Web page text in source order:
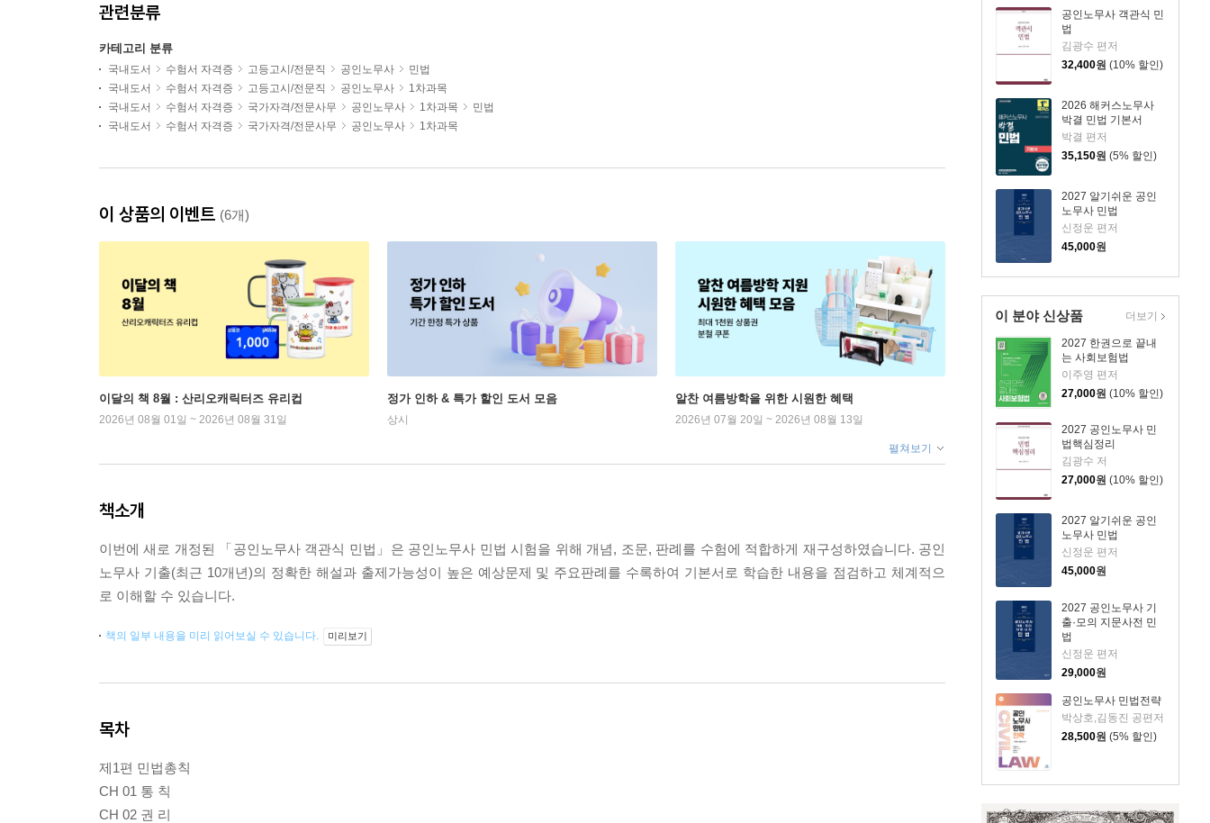
공인노무사 객관식 민
법
김광수 편저
32,400원 (10% 할인)
2026 해커스노무사
박결 민법 기본서
박결 편저
35,150원 (5% 할인)
2027 알기쉬운 공인
노무사 민법
신정운 편저
45,000원
이 분야 신상품
2027 한권으로 끝내
는 사회보험법
이주영 편저
27,000원 (10% 할인)
2027 공인노무사 민
법핵심정리
김광수 저
27,000원 (10% 할인)
2027 알기쉬운 공인
노무사 민법
신정운 편저
45,000원
2027 공인노무사 기
출·모의 지문사전 민
법
신정운 편저
29,000원
공인노무사 민법전략
박상호,김동진 공편저
28,500원 (5% 할인)
더보기
관련분류
카테고리 분류
국내도서 수험서 자격증 고등고시/전문직 공인노무사
민법
국내도서
수험서 자격증 고등고시/전문직 공인노무사
1차과목
국내도서
수험서 자격증 국가자격/전문사무 공인노무사 1차과목
민법
국내도서
수험서 자격증 국가자격/전문사무 공인노무사 1차과목
이 상품의 이벤트 (6개)
이달의 책 8월 : 산리오캐릭터즈 유리컵
2026년 08월 01일 ~ 2026년 08월 31일
정가 인하 & 특가 할인 도서 모음
상시
알찬 여름방학을 위한 시원한 혜택
2026년 07월 20일 ~ 2026년 08월 13일
펼쳐보기
책소개
이번에 새로 개정된 「공인노무사 객관식 민법」은 공인노무사 민법 시험을 위해 개념, 조문, 판례를 수험에 적합하게 재구성하였습니다. 공인
노무사 기출(최근 10개년)의 정확한 해설과 출제가능성이 높은 예상문제 및 주요판례를 수록하여 기본서로 학습한 내용을 점검하고 체계적으
로 이해할 수 있습니다.
책의 일부 내용을 미리 읽어보실 수 있습니다. 미리보기
목차
제1편 민법총칙
CH 01 통 칙
CH 02 권 리